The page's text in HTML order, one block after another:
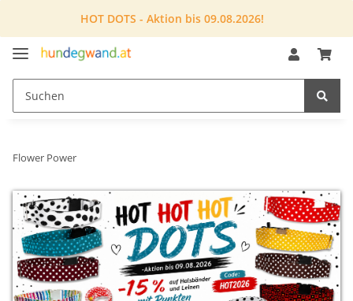
HOT DOTS - Aktion bis 09.08.2026!
Flower Power